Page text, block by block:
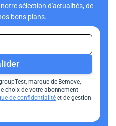
sélection d'actualités, de
bons plans.
marque de Bemove,
choix de votre abonnement
de confidentialité et de gestion